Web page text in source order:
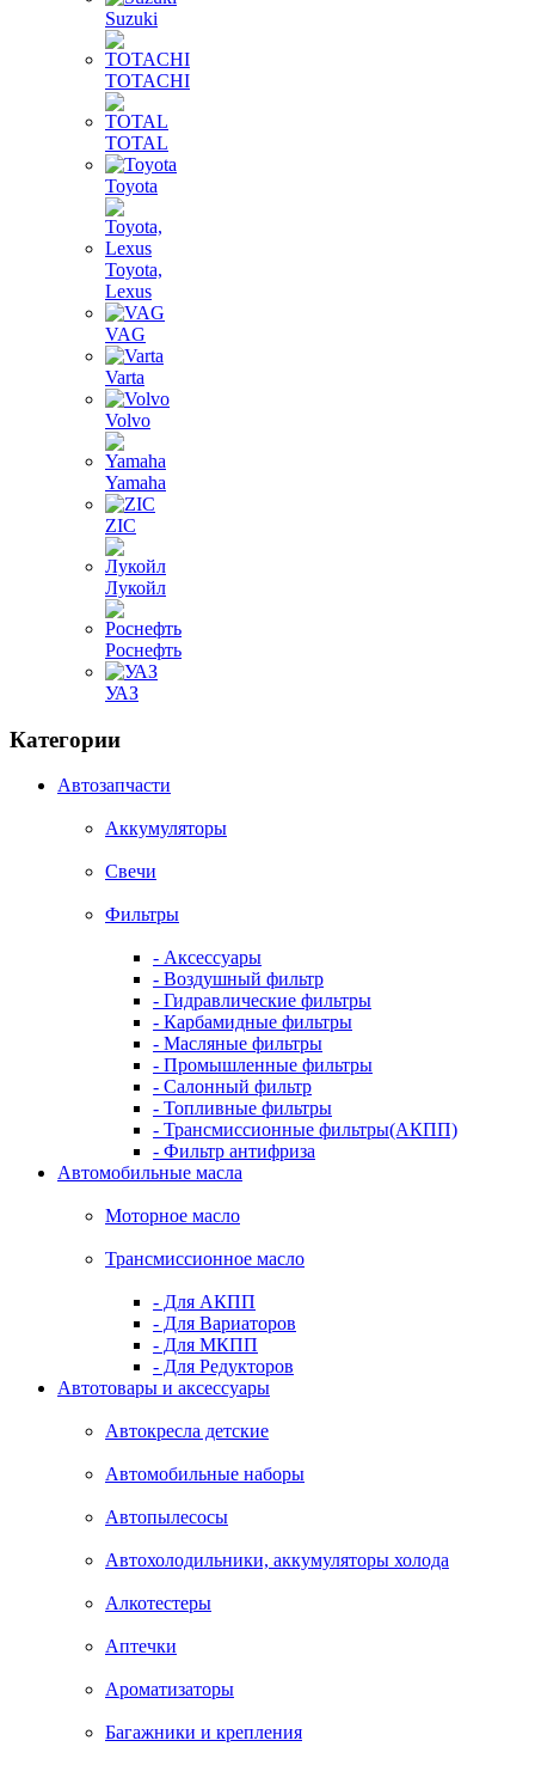
Suzuki
TOTACHI
TOTAL
Toyota
Toyota,
Lexus
VAG
Varta
Volvo
Yamaha
ZIC
Лукойл
Роснефть
УАЗ
Категории
Автозапчасти
Аккумуляторы
Свечи
Фильтры
- Аксессуары
- Воздушный фильтр
- Гидравлические фильтры
- Карбамидные фильтры
- Масляные фильтры
- Промышленные фильтры
- Салонный фильтр
- Топливные фильтры
- Трансмиссионные фильтры(АКПП)
- Фильтр антифриза
Автомобильные масла
Моторное масло
Трансмиссионное масло
- Для АКПП
- Для Вариаторов
- Для МКПП
- Для Редукторов
Автотовары и аксессуары
Автокресла детские
Автомобильные наборы
Автопылесосы
Автохолодильники, аккумуляторы холода
Алкотестеры
Аптечки
Ароматизаторы
Багажники и крепления